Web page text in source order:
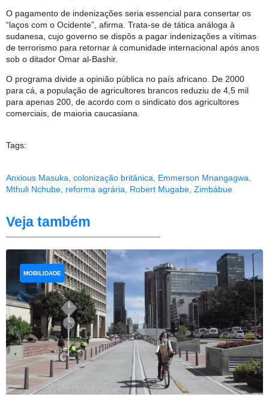
O pagamento de indenizações seria essencial para consertar os
“laços com o Ocidente”, afirma. Trata-se de tática análoga à
sudanesa, cujo governo se dispôs a pagar indenizações a vítimas
de terrorismo para retornar à comunidade internacional após anos
sob o ditador Omar al-Bashir.
O programa divide a opinião pública no país africano. De 2000
para cá, a população de agricultores brancos reduziu de 4,5 mil
para apenas 200, de acordo com o sindicato dos agricultores
comerciais, de maioria caucasiana.
Tags:
Anxious Masuka colonização britânica Emmerson Mnangagwa
Mthuli Nchube reforma agrária Robert Mugabe Zimbábue
Veja também
MOBILIDADE